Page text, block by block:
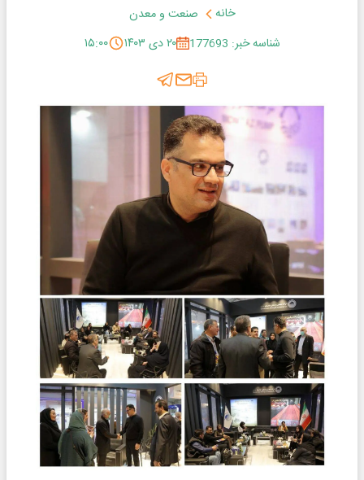
خانه
صنعت و معدن
شناسه خبر: 177693
۲۰ دی ۱۴۰۳ ۱۵:۰۰